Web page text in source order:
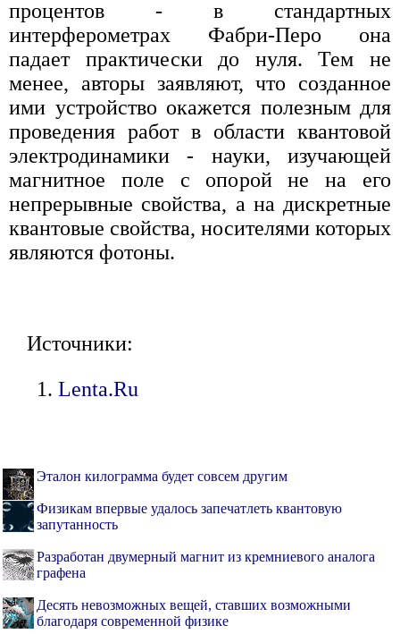
процентов - в стандартных
интерферометрах Фабри-Перо она
падает практически до нуля. Тем не
менее, авторы заявляют, что созданное
ими устройство окажется полезным для
проведения работ в области квантовой
электродинамики - науки, изучающей
магнитное поле с опорой не на его
непрерывные свойства, а на дискретные
квантовые свойства, носителями которых
являются фотоны.
Источники:
Lenta.Ru
Эталон килограмма будет совсем другим
Физикам впервые удалось запечатлеть квантовую
запутанность
Разработан двумерный магнит из кремниевого аналога
графена
Десять невозможных вещей, ставших возможными
благодаря современной физике